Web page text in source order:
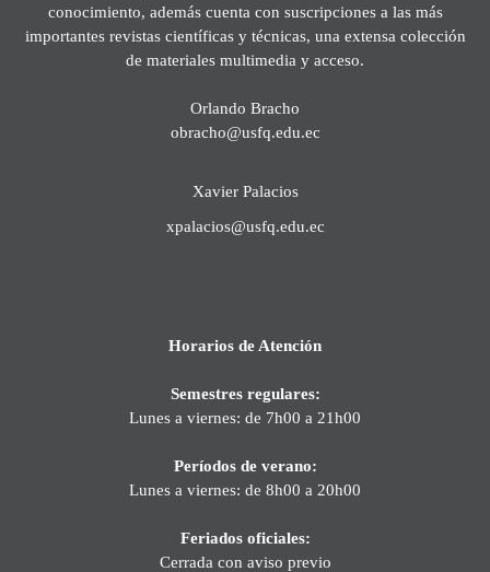
conocimiento, además cuenta con suscripciones a las más
importantes revistas científicas y técnicas, una extensa colección
de materiales multimedia y acceso.
Orlando Bracho
obracho@usfq.edu.ec
Xavier Palacios
xpalacios@usfq.edu.ec
Horarios de Atención
Semestres regulares:
Lunes a viernes: de 7h00 a 21h00
Períodos de verano:
Lunes a viernes: de 8h00 a 20h00
Feriados oficiales:
Cerrada con aviso previo